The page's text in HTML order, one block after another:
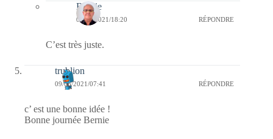
Bernie
09/06/2021/18:20 RÉPONDRE
C’est très juste.
trublion
09/06/2021/07:41 RÉPONDRE
c’ est une bonne idée !
Bonne journée Bernie